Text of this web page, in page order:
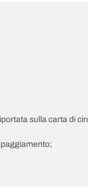
sulla carta di